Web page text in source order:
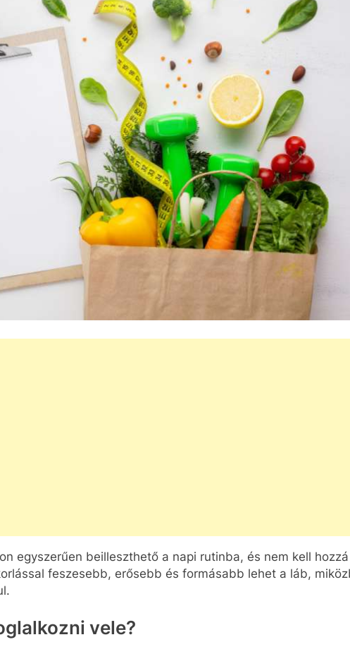
egyszerűen beilleszthető a napi rutinba, és nem kell
feszesebb, erősebb és formásabb lehet a láb,
vele?